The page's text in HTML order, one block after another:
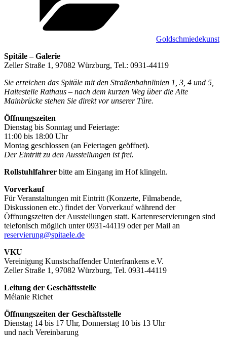
Goldschmiedekunst
Spitäle – Galerie
Zeller Straße 1, 97082 Würzburg, Tel.: 0931-44119
Sie erreichen das Spitäle mit den Straßenbahnlinien 1, 3, 4 und 5,
Haltestelle Rathaus – nach dem kurzen Weg über die Alte
Mainbrücke stehen Sie direkt vor unserer Türe.
Öffnungszeiten
Dienstag bis Sonntag und Feiertage:
11:00 bis 18:00 Uhr
Montag geschlossen (an Feiertagen geöffnet).
Der Eintritt zu den Ausstellungen ist frei.
Rollstuhlfahrer bitte am Eingang im Hof klingeln.
Vorverkauf
Für Veranstaltungen mit Eintritt (Konzerte, Filmabende,
Diskussionen etc.) findet der Vorverkauf während der
Öffnungszeiten der Ausstellungen statt. Kartenreservierungen sind
telefonisch möglich unter 0931-44119 oder per Mail an
reservierung@spitaele.de
VKU
Vereinigung Kunstschaffender Unterfrankens e.V.
Zeller Straße 1, 97082 Würzburg, Tel. 0931-44119
Leitung der Geschäftsstelle
Mélanie Richet
Öffnungszeiten der Geschäftsstelle
Dienstag 14 bis 17 Uhr, Donnerstag 10 bis 13 Uhr
und nach Vereinbarung